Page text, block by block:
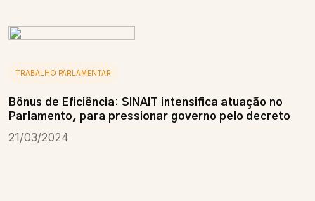
TRABALHO PARLAMENTAR
Bônus de Eficiência: SINAIT intensifica atuação no
Parlamento, para pressionar governo pelo decreto
21/03/2024